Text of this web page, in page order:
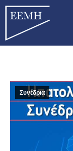
Συνέδρια